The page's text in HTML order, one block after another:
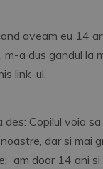
aveam eu 14
m-a dus gandul la
link-ul.
Copilul voia
dar si
“am doar 14 ani